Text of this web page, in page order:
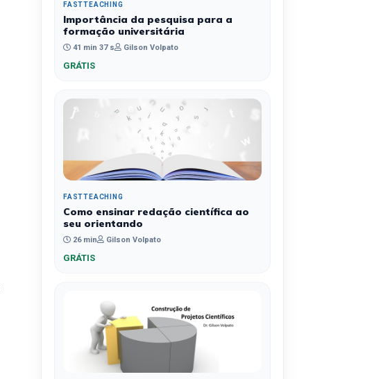
FASTTEACHING
Importância da pesquisa para a
formação universitária
41 min 37 s Gilson Volpato
GRÁTIS
FASTTEACHING
Como ensinar redação científica ao
seu orientando
26 min Gilson Volpato
GRÁTIS